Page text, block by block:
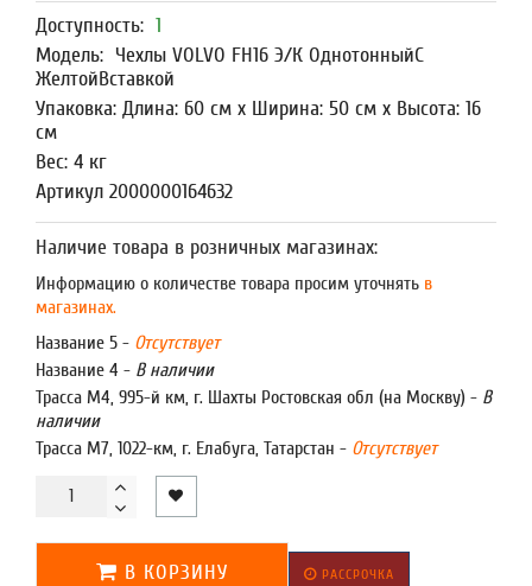
Доступность: 1
Модель: Чехлы VOLVO FH16 Э/К ОднотонныйС
ЖелтойВставкой
Упаковка: Длина: 60 см x Ширина: 50 см x Высота: 16
см
Вес: 4 кг
Артикул 2000000164632
Наличие товара в розничных магазинах:
Информацию о количестве товара просим уточнять в
магазинах.
Название 5 - Отсутствует
Название 4 - В наличии
Трасса М4, 995-й км, г. Шахты Ростовская обл (на Москву) - В
наличии
Трасса М7, 1022-км, г. Елабуга, Татарстан - Отсутствует
В КОРЗИНУ РАССРОЧКА